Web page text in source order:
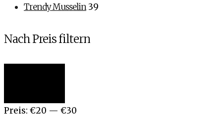
Trendy Musselin39
Nach Preis filtern
Preis: €20 — €30